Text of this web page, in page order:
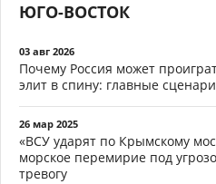
ЮГО-ВОСТОК
03 авг 2026
Почему Россия может
элит в спину: главные
26 мар 2025
«ВСУ ударят по Крымскому
морское перемирие под
тревогу